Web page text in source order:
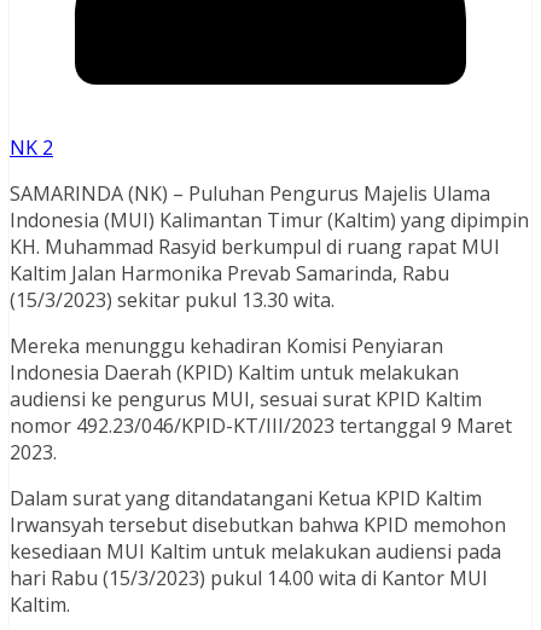
NK 2
SAMARINDA (NK) – Puluhan Pengurus Majelis Ulama
Indonesia (MUI) Kalimantan Timur (Kaltim) yang dipimpin
KH. Muhammad Rasyid berkumpul di ruang rapat MUI
Kaltim Jalan Harmonika Prevab Samarinda, Rabu
(15/3/2023) sekitar pukul 13.30 wita.
Mereka menunggu kehadiran Komisi Penyiaran
Indonesia Daerah (KPID) Kaltim untuk melakukan
audiensi ke pengurus MUI, sesuai surat KPID Kaltim
nomor 492.23/046/KPID-KT/III/2023 tertanggal 9 Maret
2023.
Dalam surat yang ditandatangani Ketua KPID Kaltim
Irwansyah tersebut disebutkan bahwa KPID memohon
kesediaan MUI Kaltim untuk melakukan audiensi pada
hari Rabu (15/3/2023) pukul 14.00 wita di Kantor MUI
Kaltim.